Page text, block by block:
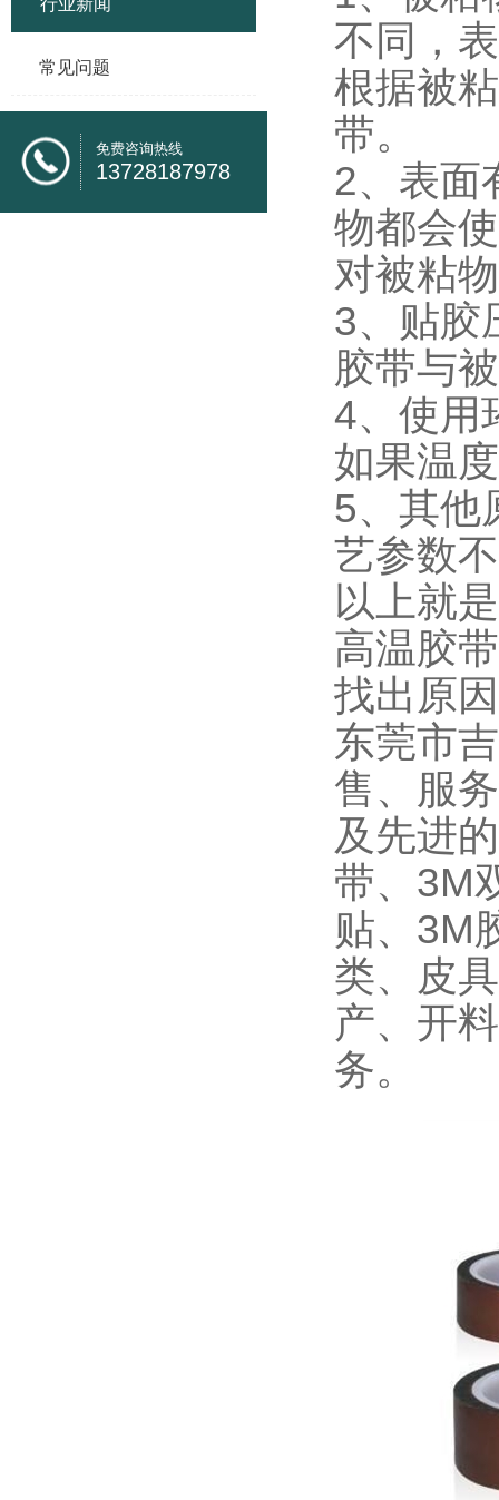
行业新闻
常见问题
免费咨询热线
13728187978
不同，
根据被
带。
2、表面
物都会使
对被粘
3、贴胶
胶带与
4、使用
如果温
5、其他
艺参数
以上就
高温胶
找出原
东莞市
售、服
及先进
带、3M
贴、3M
类、皮
产、开
务。